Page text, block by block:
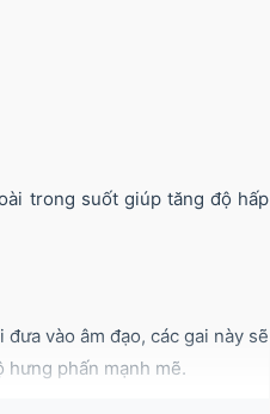
trong suốt giúp tăng độ hấp
vào âm đạo, các gai này sẽ
hưng phấn mạnh mẽ.